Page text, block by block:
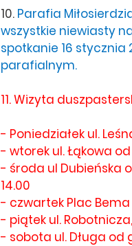
10. Parafia
wszystkie niewiasty
spotkanie 16 stycznia
parafialnym.
11. Wizyta
- Poniedziałek ul.
- wtorek ul. Łąkowa
- środa ul Dubieńska
14.00
- czwartek Plac Bema
- piątek ul.
- sobota ul. Długa od